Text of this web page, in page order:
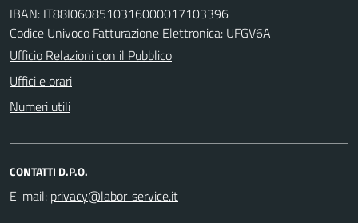
IBAN: IT88I0608510316000017103396
Codice Univoco Fatturazione Elettronica: UFGV6A
Ufficio Relazioni con il Pubblico
Uffici e orari
Numeri utili
CONTATTI D.P.O.
E-mail: